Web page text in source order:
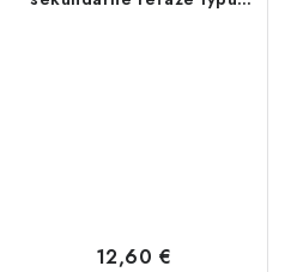
12,60 €